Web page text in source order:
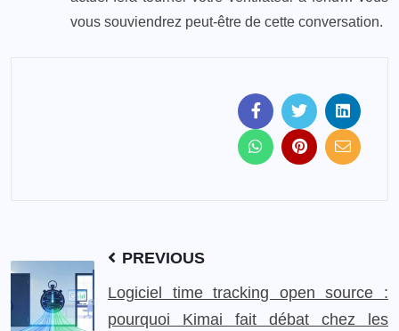
vous souviendrez peut-être de cette conversation.
PREVIOUS
Logiciel time tracking open source :
pourquoi Kimai fait débat chez les